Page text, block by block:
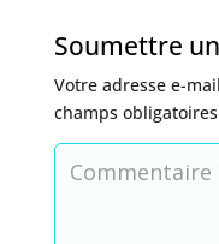
Soumettre
Votre adresse e-
champs